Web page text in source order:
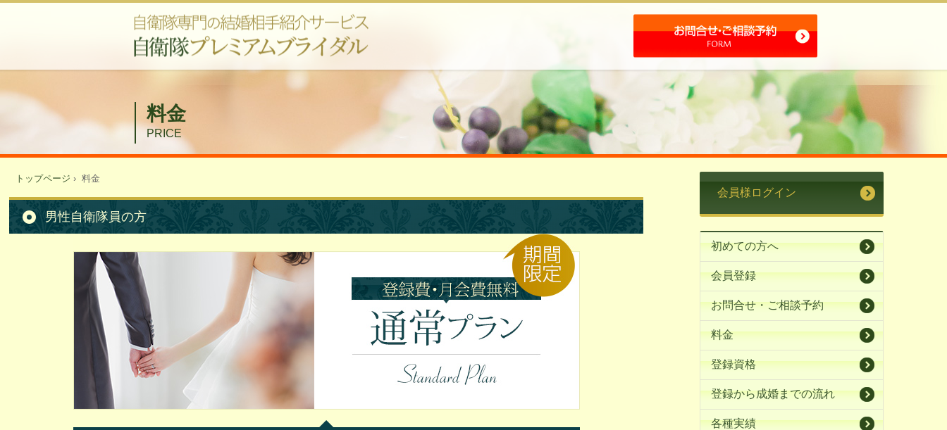
料金
PRICE
トップページ › 料金
男性自衛隊員の方
会員様ログイン
初めての方へ
会員登録
お問合せ・ご相談予約
料金
登録資格
登録から成婚までの流れ
各種実績